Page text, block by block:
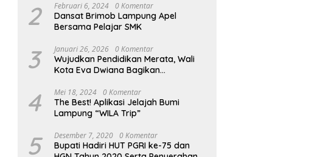
2 Februari 6, 2024 0 Komentar
Dansat Brimob Lampung Apel
Bersama Pelajar SMK
3 Januari 26, 2026 0 Komentar
Wujudkan Pendidikan Merata, Wali
Kota Eva Dwiana Bagikan
Siswa SD dan SMP
4 Mei 18, 2024 0 Komentar
The Best! Aplikasi Jelajah Bumi
Lampung “WILA Trip”
5 Desember 7, 2020 0 Komentar
Bupati Hadiri HUT PGRI ke-75 dan